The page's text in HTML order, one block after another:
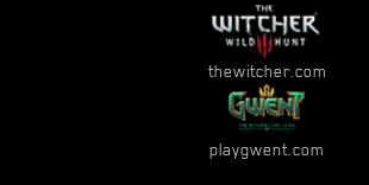
thewitcher.com
playgwent.com